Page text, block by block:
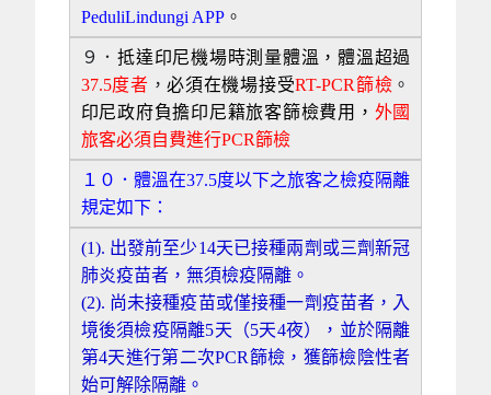
PeduliLindungi APP。
９．抵達印尼機場時測量體溫，體溫超過
37.5度者 ，必須在機場接受RT-PCR篩檢 。
印尼政府負擔印尼籍旅客篩檢費用， 外國
旅客必須自費進行PCR篩檢
１０．體溫在37.5度以下之旅客之檢疫隔離
規定如下：
(1). 出發前至少14天已接種兩劑或三劑新冠
肺炎疫苗者，無須檢疫隔離。
(2). 尚未接種疫苗或僅接種一劑疫苗者，入
境後須檢疫隔離5天（5天4夜），並於隔離
第4天進行第二次PCR篩檢，獲篩檢陰性者
始可解除隔離。